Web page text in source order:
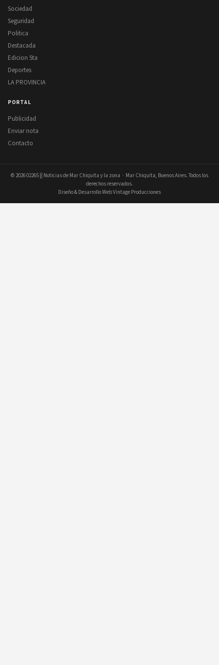
Sociedad
Seguridad
Politica
Destacada
Edicion 5ta
Deportes
LA PROVINCIA
PORTAL
Publicidad
Enviar nota
Contacto
© 202602265 || Noticias de Mar Chiquita y la zona · Mar Chiquita, Buenos Aires. Todos los
derechos reservados.
Diseño & Desarrollo Web Vintage Producciones